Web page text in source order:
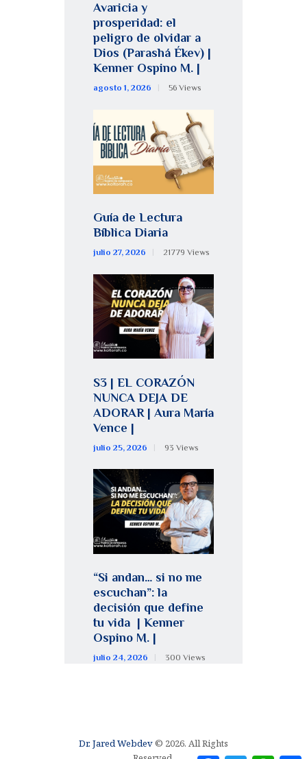
Avaricia y
prosperidad: el
peligro de olvidar a
Dios (Parashá Ékev) |
Kenner Ospino M. |
agosto 1, 2026 56 Views
Guía de Lectura
Bíblica Diaria
julio 27, 2026 21779 Views
S3 | EL CORAZÓN
NUNCA DEJA DE
ADORAR | Aura María
Vence |
julio 25, 2026 93 Views
“Si andan… si no me
escuchan”: la
decisión que define
tu vida | Kenner
Ospino M. |
julio 24, 2026 300 Views
Dr. Jared Webdev© 2026. All Rights